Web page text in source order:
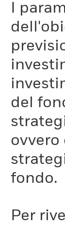
I
del
fondo.
Per